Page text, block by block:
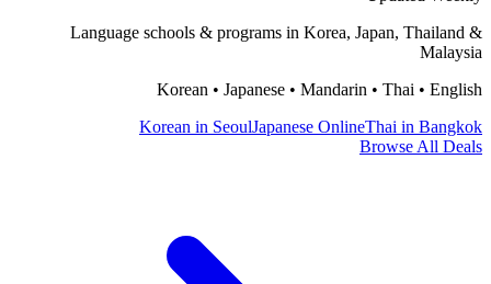
Language schools & programs in Korea, Japan, Thailand &
Malaysia
Korean • Japanese • Mandarin • Thai • English
Korean in SeoulJapanese OnlineThai in Bangkok
Browse All Deals